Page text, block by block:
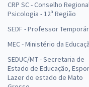
CRP SC - Conselho
Psicologia - 12ª Região
SEDF - Professor
MEC - Ministério da
SEDUC/MT - Secretaria de
Estado de Educação,
Lazer do estado de Mato